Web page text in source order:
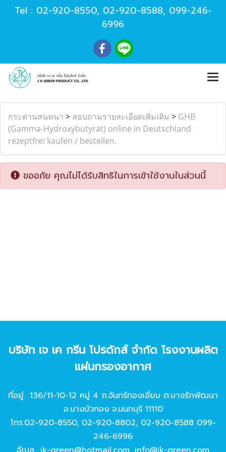
Tel : 02-920-8550, 02-920-8588, 099-246-
6996
กระดานสนทนา > สอบถามรายละเอียดเพิ่มเติม > GHB
(Gamma-Hydroxybutyrat) online in Deutschland
rezeptfrei kaufen / bestellen.
ขออภัย คุณไม่ได้รับสิทธิในการเข้าใช้งานในส่วนนี้
บริษัท เจ เค กรีน โปรดักส์ จํากัด โรงงานผลิต
แผ่นกรองอากาศ
ที่อยู่ 136/11-10-12 หมู่ 4 ถ.จันทร์ทองเอี่ยม ต.บางรักพัฒนา
อ.บางบัวทอง จ.นนทบุรี 11110
โทร.02-920-8550, 02-920-8802, 02-920-8588 099-
246-6996